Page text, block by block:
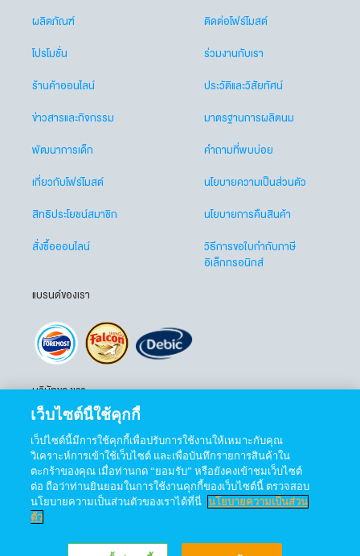
ผลิตภัณฑ์
โปรโมชั่น
ร้านค้าออนไลน์
ข่าวสารและกิจกรรม
พัฒนาการเด็ก
เกี่ยวกับโฟร์โมสต์
สิทธิประโยชน์สมาชิก
สั่งซื้อออนไลน์
ติดต่อโฟร์โมสต์
ร่วมงานกับเรา
ประวัติและวิสัยทัศน์
มาตรฐานการผลิตนม
คำถามที่พบบ่อย
นโยบายความเป็นส่วนตัว
นโยบายการคืนสินค้า
วิธีการขอใบกำกับภาษี
อิเล็กทรอนิกส์
แบรนด์ของเรา
บริษัทของเรา
ติดตามเราได้ที่
เว็บไซต์นี้ใช้คุกกี้
เว็ปไซต์นี้มีการใช้คุกกี้เพื่อปรับการใช้งานให้เหมาะกับคุณ
วิเคราะห์การเข้าใช้เว็บไซต์ และเพื่อบันทึกรายการสินค้าใน
ตะกร้าของคุณ เมื่อท่านกด “ยอมรับ” หรือยังคงเข้าชมเว็บไซต์
ต่อ ถือว่าท่านยินยอมในการใช้งานคุกกี้ของเว็บไซต์นี้ ตรวจสอบ
นโยบายความเป็นส่วนตัวของเราได้ที่นี่ นโยบายความเป็นส่วน
ตัว